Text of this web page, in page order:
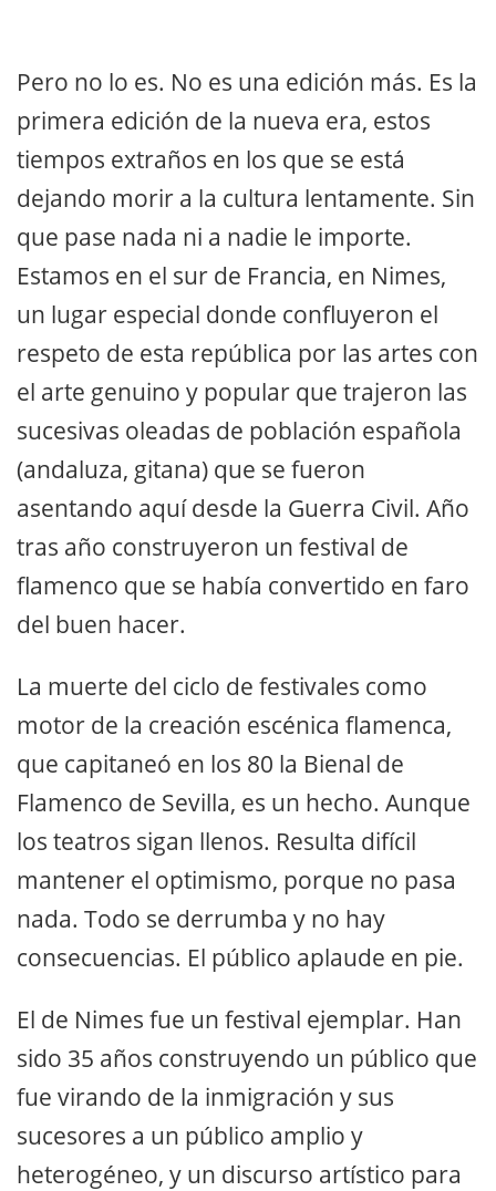
Pero no lo es. No es una edición más. Es la
primera edición de la nueva era, estos
tiempos extraños en los que se está
dejando morir a la cultura lentamente. Sin
que pase nada ni a nadie le importe.
Estamos en el sur de Francia, en Nimes,
un lugar especial donde confluyeron el
respeto de esta república por las artes con
el arte genuino y popular que trajeron las
sucesivas oleadas de población española
(andaluza, gitana) que se fueron
asentando aquí desde la Guerra Civil. Año
tras año construyeron un festival de
flamenco que se había convertido en faro
del buen hacer.
La muerte del ciclo de festivales como
motor de la creación escénica flamenca,
que capitaneó en los 80 la Bienal de
Flamenco de Sevilla, es un hecho. Aunque
los teatros sigan llenos. Resulta difícil
mantener el optimismo, porque no pasa
nada. Todo se derrumba y no hay
consecuencias. El público aplaude en pie.
El de Nimes fue un festival ejemplar. Han
sido 35 años construyendo un público que
fue virando de la inmigración y sus
sucesores a un público amplio y
heterogéneo, y un discurso artístico para